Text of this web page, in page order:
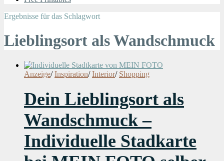
Ergebnisse für das Schlagwort
Lieblingsort als Wandschmuck
Anzeige/ Inspiration/ Interior/ Shopping
Dein Lieblingsort als
Wandschmuck –
Individuelle Stadkarte